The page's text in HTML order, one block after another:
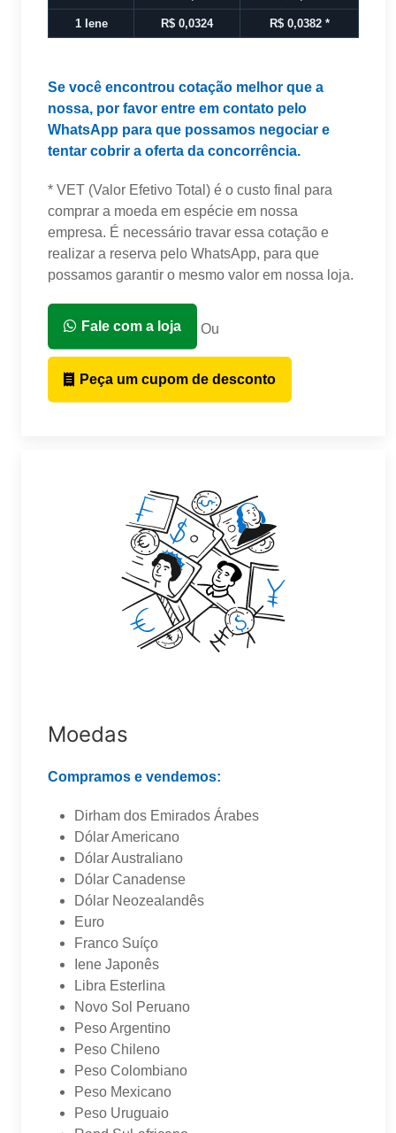
1 Iene R$ 0,0324 R$ 0,0382 *
Se você encontrou cotação melhor que a
nossa, por favor entre em contato pelo
WhatsApp para que possamos negociar e
tentar cobrir a oferta da concorrência.
* VET (Valor Efetivo Total) é o custo final para
comprar a moeda em espécie em nossa
empresa. É necessário travar essa cotação e
realizar a reserva pelo WhatsApp, para que
possamos garantir o mesmo valor em nossa loja.
Fale com a loja Ou
Peça um cupom de desconto
Moedas
Compramos e vendemos:
Dirham dos Emirados Árabes
Dólar Americano
Dólar Australiano
Dólar Canadense
Dólar Neozealandês
Euro
Franco Suíço
Iene Japonês
Libra Esterlina
Novo Sol Peruano
Peso Argentino
Peso Chileno
Peso Colombiano
Peso Mexicano
Peso Uruguaio